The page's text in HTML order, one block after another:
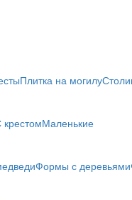
Плитка на могилу
крестомМаленькие
Формы с деревьями